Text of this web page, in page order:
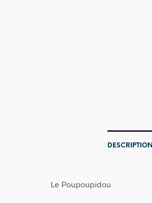
DESCRIPTION
Le Poupoupidou